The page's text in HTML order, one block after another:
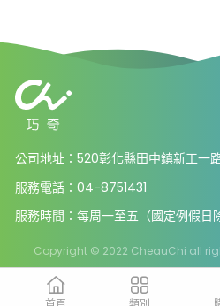
公司地址：520彰化縣田中鎮新工一
服務電話：04-8751431
服務時間：每周一至五（國定例假日
Copyright © 2022 CheauChi all